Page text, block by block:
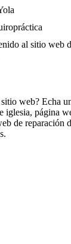
al sitio web
web? Echa
iglesia, página
de reparación
.